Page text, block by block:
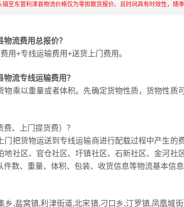
至东营利津县物流价格仅为零担散货报价、且时间具有时效性，随
流费用总报价？
用+专线运输费用+送货上门费用。
流专线运输费用？
物乘以重量或者体积。先确定货物性质，货物性质
、上门提货费）？
门把货物运送到专线运输商进行配载过程中产生的
地社区、官仓社区、圩镇社区、石新社区、金河社
数、重量、体积、包装、收货信息等物流基本信息
乡,盐窝镇,利津街道,北宋镇,刁口乡,汀罗镇,凤凰城